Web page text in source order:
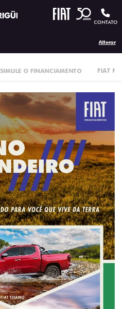
CONTATO
Alterar
SIMULE O FINANCIAMENTO FIAT